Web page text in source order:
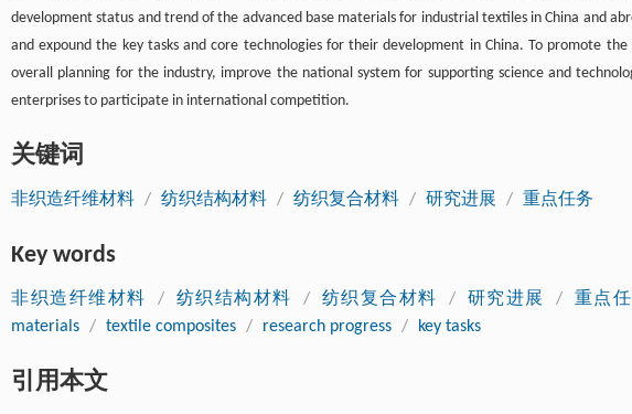
development status and trend of the advanced base materials for industrial textiles in China and
and expound the key tasks and core technologies for their development in China. To promote
overall planning for the industry, improve the national system for supporting science and
enterprises to participate in international competition.
关键词
非织造纤维材料 / 纺织结构材料 / 纺织复合材料 / 研究进展 / 重点任务
Key words
非织造纤维材料 / 纺织结构材料 / 纺织复合材料 / 研究进展 / 重点
materials / textile composites / research progress / key tasks
引用本文